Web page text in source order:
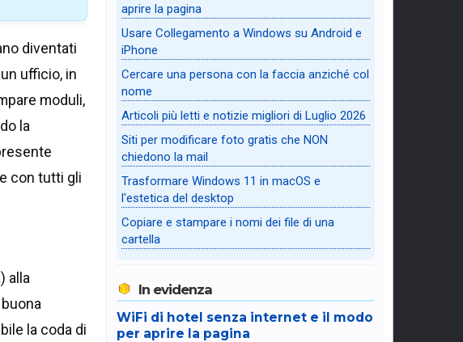
diventati
ufficio, in
moduli,
la
con tutti gli
alla
la coda di
aprire la pagina
Usare Collegamento a Windows su Android e
iPhone
Cercare una persona con la faccia anziché col
nome
Articoli più letti e notizie migliori di Luglio 2026
Siti per modificare foto gratis che NON
chiedono la mail
Trasformare Windows 11 in macOS e
l'estetica del desktop
Copiare e stampare i nomi dei file di una
cartella
In evidenza
WiFi di hotel senza internet e il modo
per aprire la pagina